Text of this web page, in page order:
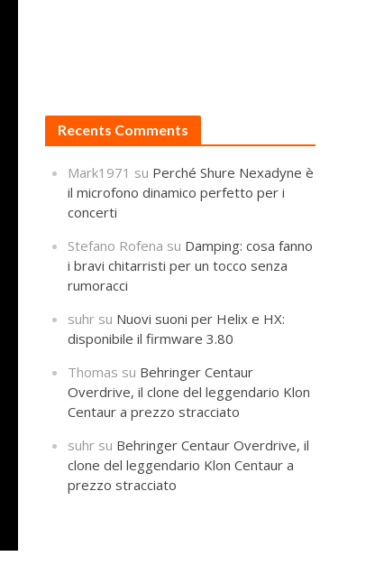
Recents Comments
Mark1971 su Perché Shure Nexadyne è
il microfono dinamico perfetto per i
concerti
Stefano Rofena su Damping: cosa fanno
i bravi chitarristi per un tocco senza
rumoracci
suhr su Nuovi suoni per Helix e HX:
disponibile il firmware 3.80
Thomas su Behringer Centaur
Overdrive, il clone del leggendario Klon
Centaur a prezzo stracciato
suhr su Behringer Centaur Overdrive, il
clone del leggendario Klon Centaur a
prezzo stracciato